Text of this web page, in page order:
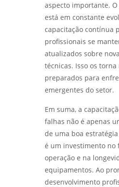
aspecto importante.
está em constante
capacitação contínua
profissionais se
atualizados sobre
técnicas. Isso os torna
preparados para
emergentes do setor.
Em suma, a
falhas não é apenas
de uma boa
é um investimento no
operação e na
equipamentos. Ao
desenvolvimento